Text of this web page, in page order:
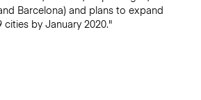
Barcelona) and plans to expand
cities by January 2020."